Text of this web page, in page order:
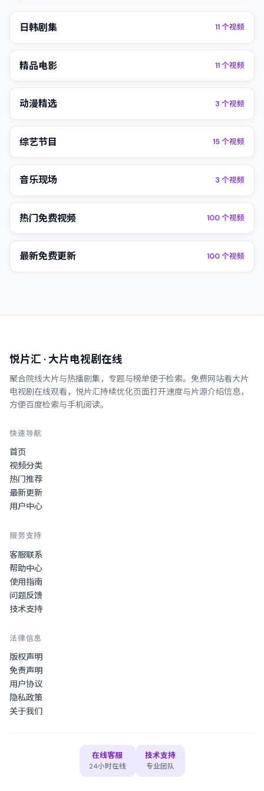
日韩剧集 11个视频
精品电影 11个视频
动漫精选 3 个视频
综艺节目 15个视频
音乐现场 3 个视频
热门免费视频 100个视频
最新免费更新 100个视频
悦片汇 · 大片电视剧在线
聚合院线大片与热播剧集，专题与榜单便于检索。 免费网站看大片
电视剧在线观看 ， 悦片汇持续优化页面打开速度与片源介绍信息，
方便百度检索与手机阅读。
快速导航
首页
视频分类
热门推荐
最新更新
用户中心
服务支持
客服联系
帮助中心
使用指南
问题反馈
技术支持
法律信息
版权声明
免责声明
用户协议
隐私政策
关于我们
在线客服
24小时在线
技术支持
专业团队